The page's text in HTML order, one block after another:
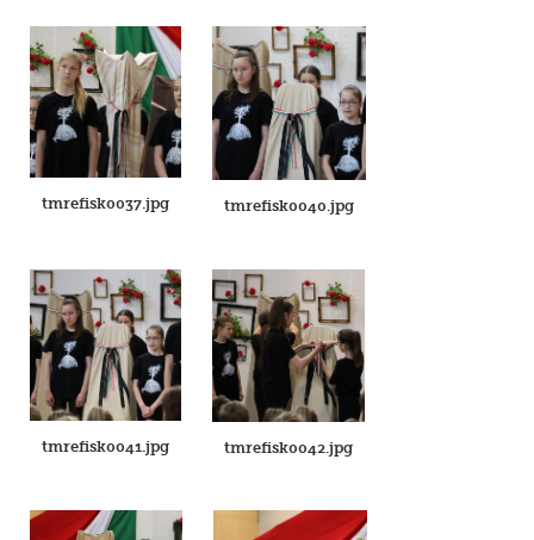
tmrefisk0037.jpg tmrefisk0040.jpg
tmrefisk0041.jpg tmrefisk0042.jpg